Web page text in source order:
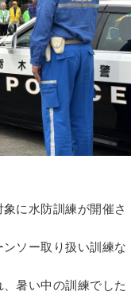
に水防訓練が開催さ
ソー取り扱い訓練な
暑い中の訓練でした